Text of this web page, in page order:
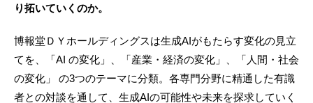
り拓いていくのか。
博報堂ＤＹホールディングスは生成AIがもたらす変化の見立
てを、「AI の変化」、「産業・経済の変化」、「人間・社会
の変化」 の3つのテーマに分類。各専門分野に精通した有識
者との対談を通して、生成AIの可能性や未来を探求していく